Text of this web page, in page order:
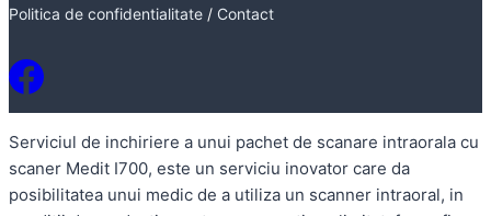
Politica de confidentialitate / Contact
Serviciul de inchiriere a unui pachet de scanare intraorala cu
scaner Medit I700, este un serviciu inovator care da
posibilitatea unui medic de a utiliza un scanner intraoral, in